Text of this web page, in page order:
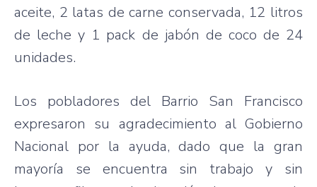
aceite, 2 latas de carne conservada, 12 litros
de leche y 1 pack de jabón de coco de 24
unidades.
Los pobladores del Barrio San Francisco
expresaron su agradecimiento al Gobierno
Nacional por la ayuda, dado que la gran
mayoría se encuentra sin trabajo y sin